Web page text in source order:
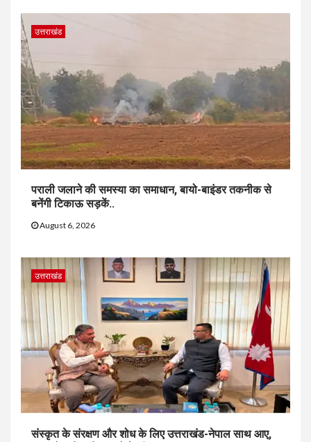
उत्तराखंड
पराली जलाने की समस्या का समाधान, बायो-बाइंडर तकनीक से
बनेंगी टिकाऊ सड़कें..
August 6, 2026
उत्तराखंड
संस्कृत के संरक्षण और शोध के लिए उत्तराखंड-नेपाल साथ आए,